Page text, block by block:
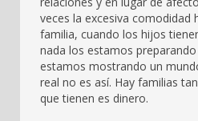
veces la excesiva comodidad
familia, cuando los hijos
nada los estamos
estamos mostrando un
real no es así. Hay familias
que tienen es dinero.